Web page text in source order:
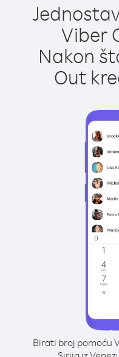
Viber
Nakon
Out
Birati broj pomoću